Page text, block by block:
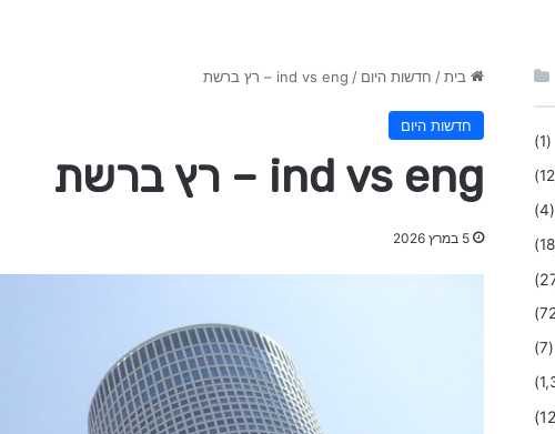
בית / חדשות היום / ind vs eng – רץ ברשת
חדשות היום
ind vs eng – רץ ברשת
5 במרץ 2026
(1)
(4)
(7)